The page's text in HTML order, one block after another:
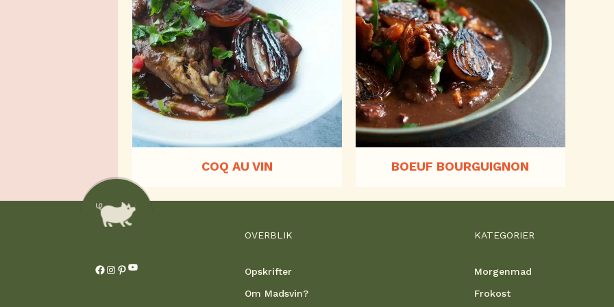
COQ AU VIN BOEUF BOURGUIGNON
Facebook
Instagram
Pinterest
YouTube
OVERBLIK
Opskrifter
Om Madsvin?
KATEGORIER
Morgenmad
Frokost